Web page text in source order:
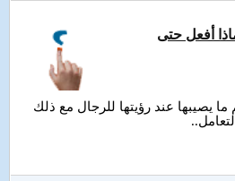
ما يصيبها عند رؤيتها للرجال مع ذلك
أفعل حتى